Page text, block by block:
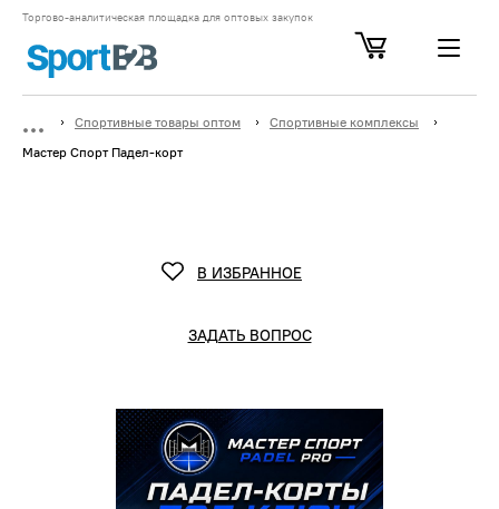
Торгово-аналитическая площадка для оптовых закупок
Спортивные товары оптом
Спортивные комплексы
Мастер Спорт Падел-корт
В ИЗБРАННОЕ
ЗАДАТЬ ВОПРОС